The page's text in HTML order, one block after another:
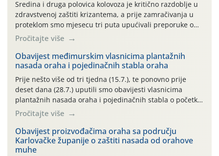
Sredina i druga polovica kolovoza je kritično razdoblje u
zdravstvenoj zaštiti krizantema, a prije zamračivanja u
proteklom smo mjesecu tri puta upućivali preporuke o
preventivnim mjerama zaštite krizantema od najčešćih
uzročnika bolesti, štetnika i fito-fagnih grinja (23.7., 14.7.,
06.7.)! Na početku ovog mjeseca je zabilježeno je
povijesno i ekstremno vruće meteorološko razdoblje, uz
najviše temperature […]
Pročitajte više
Obavijest međimurskim vlasnicima plantažnih
nasada oraha i pojedinačnih stabla oraha
Prije nešto više od tri tjedna (15.7.), te ponovno prije
deset dana (28.7.) uputili smo obavijesti vlasnicima
plantažnih nasada oraha i pojedinačnih stabla o početku
leta i ovogodišnjoj potrebi usmjerenog suzbijanja
orahove muhe (Rhagoletis completa)! Već dvanaest dana
traje drugi ovogodišnji “toplinski udar”, koji naročito
izražen zadnja šest dana (31.7.-05.8.), jer najviše
temperature zraka svakodnevno […]
Pročitajte više
Obavijest proizvođačima oraha sa području
Karlovačke županije o zaštiti nasada od orahove
muhe